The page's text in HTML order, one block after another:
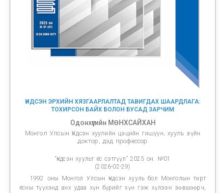
ҮНДСЭН ЭРХИЙН ХЯЗГААРЛАЛТАД ТАВИГДАХ ШААРДЛАГА:
ТОХИРСОН БАЙХ БОЛОН БУСАД ЗАРЧИМ
Одонхүүгийн МӨНХСАЙХАН
Монгол Улсын Үндсэн хуулийн цэцийн гишүүн, хууль зүйн
доктор, дэд профессор
“Үндсэн хуульт ёс сэтгүүл” 2025 он. №01
(2026-02-29)
1992 оны Монгол Улсын Үндсэн хууль бол Монголын төрт
ёсны түүхэнд анх удаа хүн бүрийг хүн гэж хүлээн зөвшөөрч,